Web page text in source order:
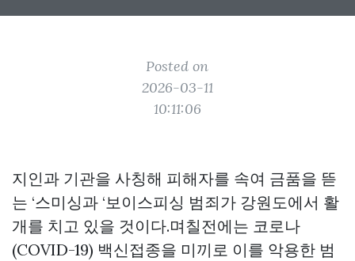
Posted on
2026-03-11
10:11:06
지인과 기관을 사칭해 피해자를 속여 금품을 뜯
는 ‘스미싱과 ‘보이스피싱 범죄가 강원도에서 활
개를 치고 있을 것이다.며칠전에는 코로나
(COVID-19) 백신접종을 미끼로 이를 악용한 범